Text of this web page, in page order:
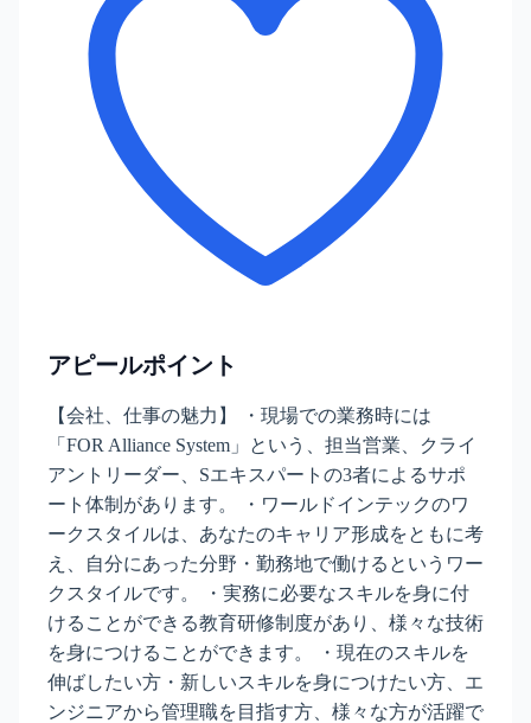
アピールポイント
【会社、仕事の魅力】 ・現場での業務時には
「FOR Alliance System」という、担当営業、クライ
アントリーダー、Sエキスパートの3者によるサポ
ート体制があります。 ・ワールドインテックのワ
ークスタイルは、あなたのキャリア形成をともに考
え、自分にあった分野・勤務地で働けるというワー
クスタイルです。 ・実務に必要なスキルを身に付
けることができる教育研修制度があり、様々な技術
を身につけることができます。 ・現在のスキルを
伸ばしたい方・新しいスキルを身につけたい方、エ
ンジニアから管理職を目指す方、様々な方が活躍で